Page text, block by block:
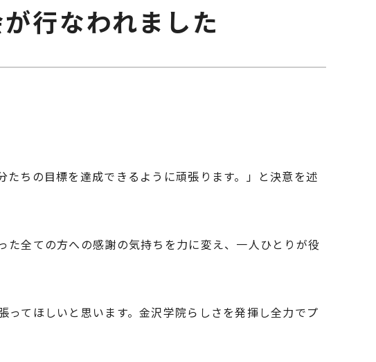
行なわれました
ちの目標を達成できるように頑張ります。」と決意を述
全ての方への感謝の気持ちを力に変え、一人ひとりが役
てほしいと思います。金沢学院らしさを発揮し全力でプ